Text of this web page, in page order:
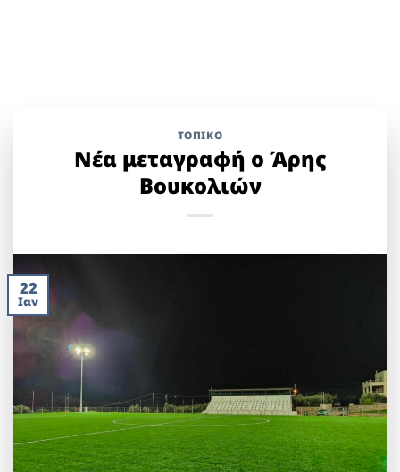
ΤΟΠΙΚΌ
Νέα μεταγραφή ο Άρης
Βουκολιών
22
Ιαν